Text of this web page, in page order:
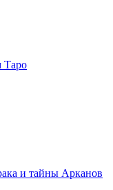
Таро
и тайны Арканов